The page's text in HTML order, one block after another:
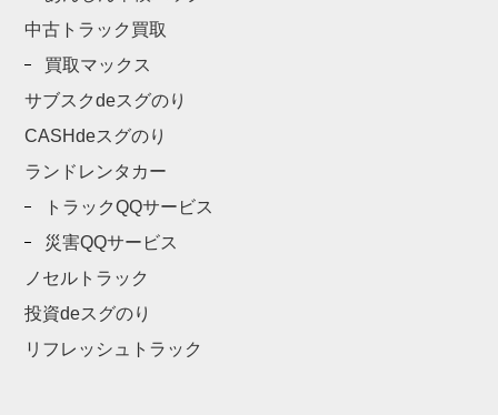
中古トラック買取
買取マックス
サブスクdeスグのり
CASHdeスグのり
ランドレンタカー
トラックQQサービス
災害QQサービス
ノセルトラック
投資deスグのり
リフレッシュトラック